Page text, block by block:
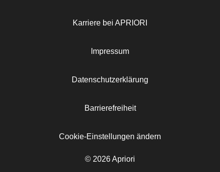
© 2026 Apriori
Karriere bei APRIORI
Impressum
Datenschutzerklärung
Barrierefreiheit
Cookie-Einstellungen ändern